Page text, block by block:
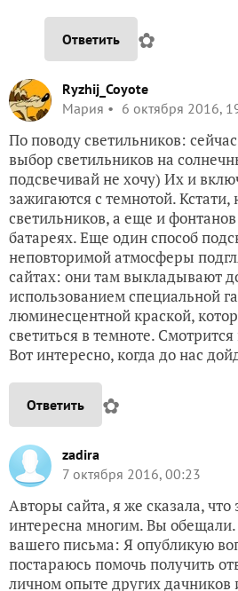
Ответить ✿
Ryzhij_Coyote
Мария
6 октября 2016,
По поводу светильников:
выбор светильников на
подсвечивай не хочу) Их и
зажигаются с темнотой. Кстати,
светильников, а еще и
батареях. Еще один способ
неповторимой атмосферы
сайтах: они там выкладывают
использованием специальной
люминесцентной краской,
светиться в темноте.
Вот интересно, когда до нас
Ответить ✿
zadira
7 октября 2016, 00:23
Авторы сайта, я же сказала, что
интересна многим. Вы обещали.
вашего письма: Я опубликую
постараюсь помочь получить
личном опыте других дачников